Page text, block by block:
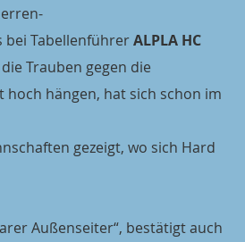
bei Tabellenführer ALPLA HC
Trauben gegen die
hängen, hat sich schon im
gezeigt, wo sich Hard
Außenseiter“, bestätigt auch